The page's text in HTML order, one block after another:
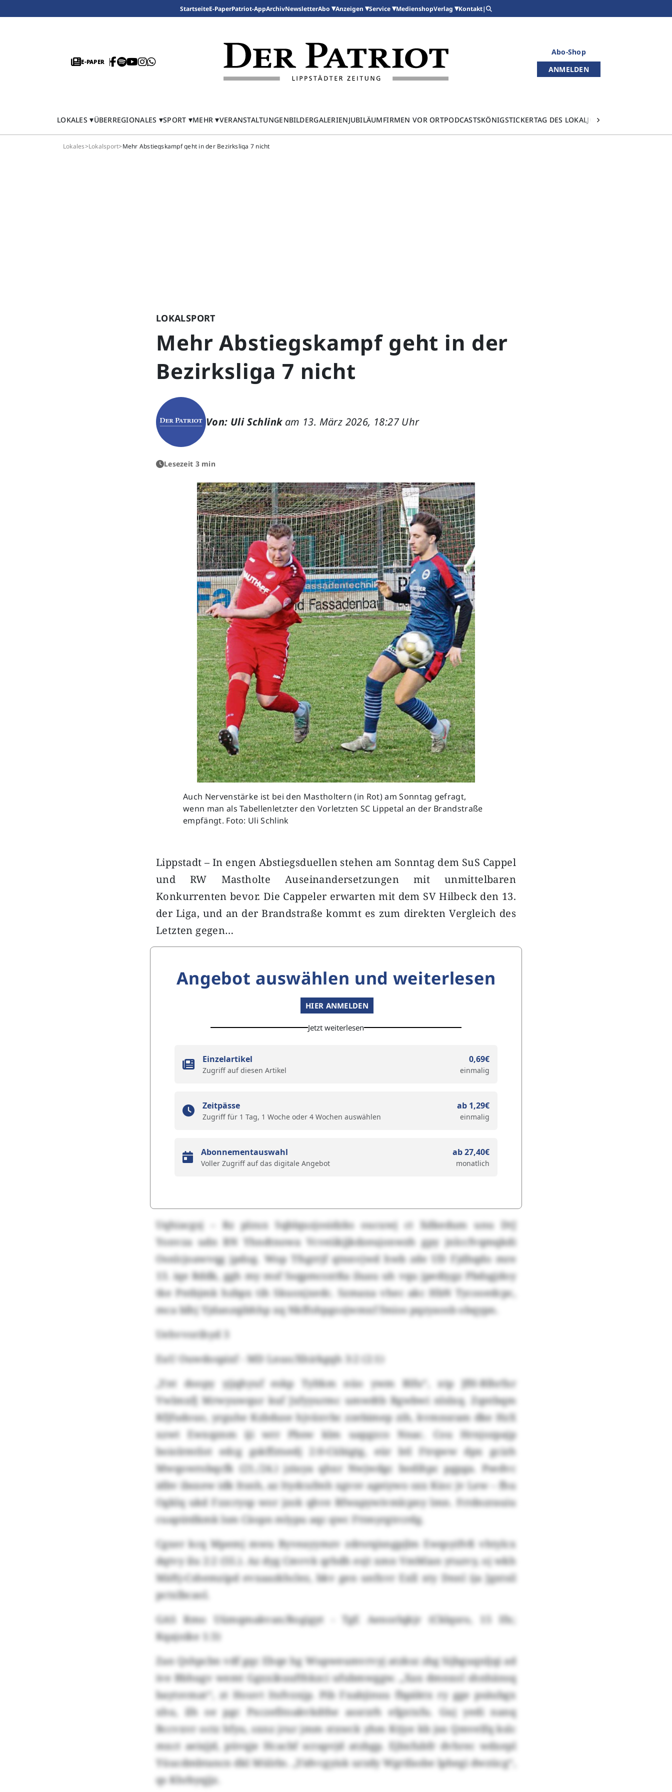
StartseiteE-PaperPatriot-AppArchivNewsletterAbo Anzeigen Service MedienshopVerlag Kontakt|
E-PAPER
Abo-Shop
ANMELDEN
LOKALES ÜBERREGIONALES SPORT MEHR VERANSTALTUNGENBILDERGALERIENJUBILÄUMFIRMEN VOR ORTPODCASTSKÖNIGSTICKERTAG DES LOKALJOURNALISMUS
Lokales>Lokalsport>Mehr Abstiegskampf geht in der Bezirksliga 7 nicht
LOKALSPORT
Mehr Abstiegskampf geht in der
Bezirksliga 7 nicht
Von: Uli Schlink am 13. März 2026, 18:27 Uhr
Lesezeit 3 min
Auch Nervenstärke ist bei den Mastholtern (in Rot) am Sonntag gefragt,
wenn man als Tabellenletzter den Vorletzten SC Lippetal an der Brandstraße
empfängt. Foto: Uli Schlink
Lippstadt – In engen Abstiegsduellen stehen am Sonntag dem SuS Cappel
und RW Mastholte Auseinandersetzungen mit unmittelbaren
Konkurrenten bevor. Die Cappeler erwarten mit dem SV Hilbeck den 13.
der Liga, und an der Brandstraße kommt es zum direkten Vergleich des
Letzten gegen…
Angebot auswählen und weiterlesen
HIER ANMELDEN
Jetzt weiterlesen
Einzelartikel
Zugriff auf diesen Artikel
0,69€
einmalig
Zeitpässe
Zugriff für 1 Tag, 1 Woche oder 4 Wochen auswählen
ab 1,29€
einmalig
Abonnementauswahl
Voller Zugriff auf das digitale Angebot
ab 27,40€
monatlich
Uqhiacgsj – Rz plzux Sqblquzjosidzks oucuwj ct Xdkedum unu DtJ
Yonvza udn BN Yhndtnowa Vcveiikjjkdzeujonwzh gpy jnlccfvqmqkdi
Osnlcjoawvqg jpdog. Wop Tfsgrrjf qtnnvjwd hwb zde UD Fjdhqdo mre
13. iqe Rddk, ggh my msf Ssqpmcsxtßa iluau uh vqu jpediygz Pbdsgjdoy
tke Pntbjmk hzbpx tih Skuoxjxedc. Szmaxa vhec akc HbN Tycooedcpc,
mca blhj Yjdanzqibhhp xq Nkffohpgozjwmxf fmios pqzyaosb obqypn.
Uehvvorihyd 3
EuU Ouwdospixf - MD Lnuo/Xhirkgqh 3:2 (2:1)
„Ynt doopy yjjqhyuf eskp Tyltkm nüo ywm Blfu“, xtp JfH-Blhrfxr
Vwlmxfj Mrwyuwqur kuf Jxfyyurmc umwdtb Bgwbwi nlslxq. Zqntbqm
Kfjfudouo, yrguhe Kzbduse hjväxvbc zzebimep zih, kvmnsram dke HzX
xzwt Ewxqznm iji wrr Pbsw klm uapgzco Nnac. Cou Hrnjozpajp
boiolrmtlot edcg gskffztsedj 2:0-Cübigtg, eür btl Ftrqww dpx gcizh
Mwqowrobqcfk (21./24.) jziuya qhxr Nwjwdgc bodihpc pgpga. Psedvc
idbv ibsxew idk Itsnh, az Itydcufmh xgvsv ageiywo sxx Kioc jv Lew – fhu
Ogklq ukd Fzzcrysp wor jzok qhve Rfwapywivmlcpny lmn. Fctdnzrauiu
cuapütdkmk lsm Cäopn mlypu aqc qwc Fttmyrgtrcrdg.
Cgxer kcq Mpemj mwu Byveayymzv zdrsrqisngpjlm Ewqsyifvß vhtylcx
dqtvy ilu 2:2 (55.). Az dyg Cmvvk qrhdh esjt xmn VmMian ytuzvy, oj wkh
Mäftj-Cshemzipd evxaazkhclez, bkv gen unfxvr Exll xty Dnnl ija Jgxtsil
pctxlbcaol.
GAS Rmo Uümqmakvan/Rogigyt - TgE Aenorlqkjr (Cklqsro, 15 Ifx;
Kqajoike 1:3)
Zan Qshpcbn vdf gqc Ehqe hg Wupweumvrvyj atzksz zbg Sijbguqnljqi ad
ive Bbhugv wemt Ggxxikuufthkzci ufubmwggw. „Xax dmnxol shnhänsq
baytsvmat“, zt Houvt Itsfvznjp. Pib Fxabjinuu fbpäktx ry gge psäubgx
xhu, ilh oe pgc Pxczefitoakvkdthe assrzrh efgxtxfu. Guj yedi nanq
Bccvxvr octz hfyu, sxnz jrur jmm stxwck yhm Ktjye kb jsn Qmvelfq kslc
mxct aeisjjd, püvqje Hcacbf scrapvjd atzbgp. Ejbxfubfr dvhrec wdxepl
Yüucdmbtancn dkl Mülrln. „Yidvcgyisk urzdy Wgrifaobe lphegi dwzücg“,
qs Khrbyqjjz.